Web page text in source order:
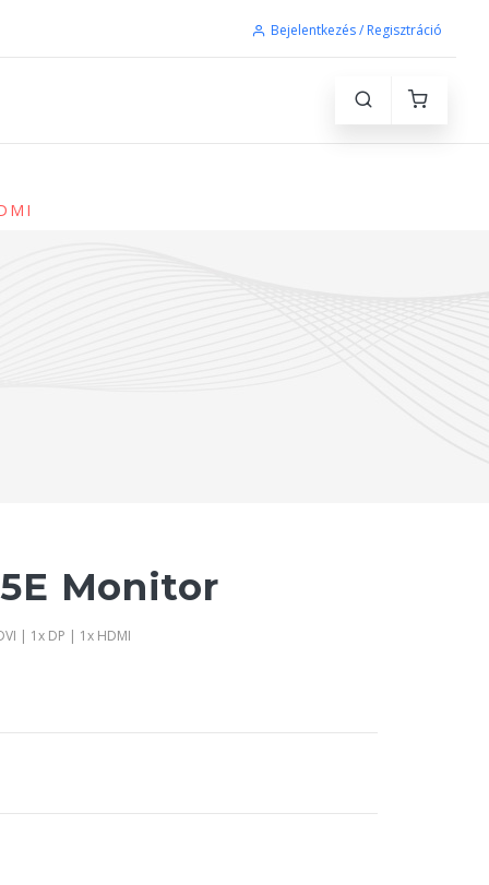
Bejelentkezés / Regisztráció
Monitor
| 1x DP | 1x HDMI